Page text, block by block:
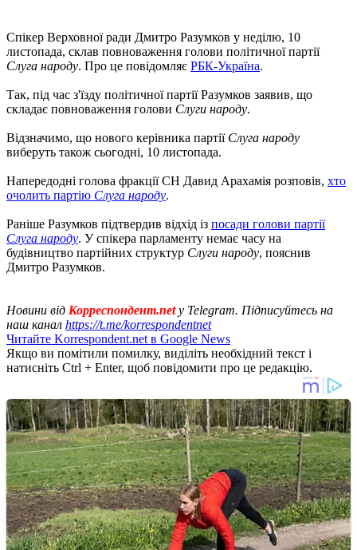
Спікер Верховної ради Дмитро Разумков у неділю, 10
листопада, склав повноваження голови політичної партії
Слуга народу. Про це повідомляє РБК-Україна.
Так, під час з'їзду політичної партії Разумков заявив, що
складає повноваження голови Слуги народу.
Відзначимо, що нового керівника партії Слуга народу
виберуть також сьогодні, 10 листопада.
Напередодні голова фракції СН Давид Арахамія розповів, хто
очолить партію Слуга народу.
Раніше Разумков підтвердив відхід із посади голови партії
Слуга народу. У спікера парламенту немає часу на
будівництво партійних структур Слуги народу, пояснив
Дмитро Разумков.
Новини від Корреспондент.netу Telegram. Підписуйтесь на
наш канал https://t.me/korrespondentnet
Читайте Korrespondent.net в Google News
Якщо ви помітили помилку, виділіть необхідний текст і
натисніть Ctrl + Enter, щоб повідомити про це редакцію.